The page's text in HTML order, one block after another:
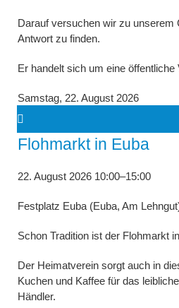
Darauf versuchen wir zu unserem
Antwort zu finden.
Er handelt sich um eine öffentliche
Samstag, 22. August 2026
Flohmarkt in Euba
22. August 2026 10:00–15:00
Festplatz Euba (Euba, Am
Schon Tradition ist der Flohmarkt
Der Heimatverein sorgt auch in
Kuchen und Kaffee für das
Händler.